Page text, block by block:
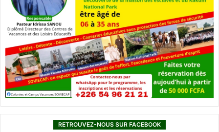
RETROUVEZ-NOUS SUR FACEBOOK